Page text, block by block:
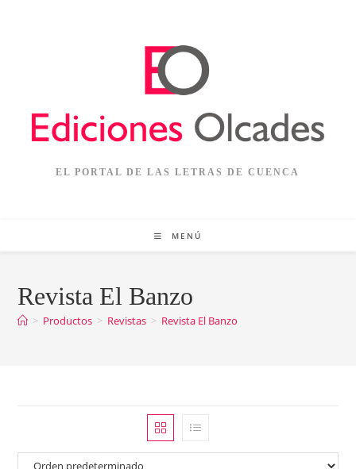
EL PORTAL DE LAS LETRAS DE CUENCA
MENÚ
Revista El Banzo
> Productos > Revistas > Revista El Banzo